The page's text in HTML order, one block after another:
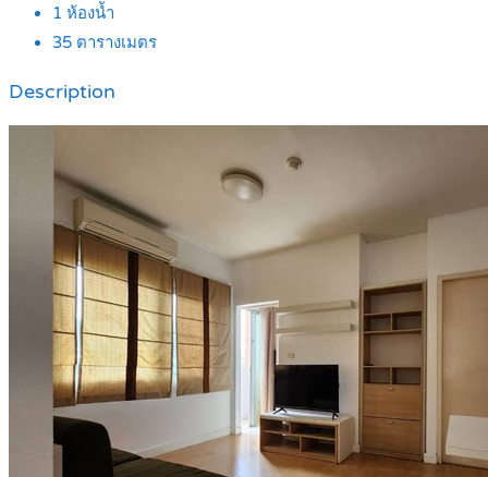
1 ห้องน้ำ
35 ตารางเมตร
Description